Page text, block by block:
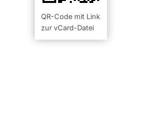
QR-Code mit Link
zur vCard-Datei